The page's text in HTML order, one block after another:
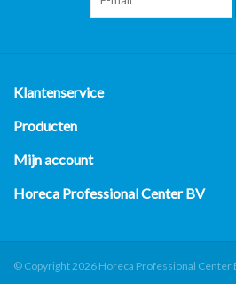
Klantenservice
Producten
Mijn account
Horeca Professional Center BV
© Copyright 2026 Horeca Professional Center